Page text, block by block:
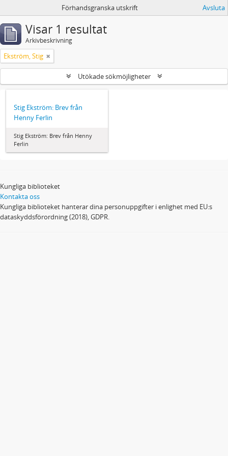
Förhandsgranska utskrift Avsluta
Visar 1 resultat
Arkivbeskrivning
Ekström, Stig
Utökade sökmöjligheter
Stig Ekström: Brev från
Henny Ferlin
Stig Ekström: Brev från Henny
Ferlin
Kungliga biblioteket
Kontakta oss
Kungliga biblioteket hanterar dina personuppgifter i enlighet med EU:s
dataskyddsförordning (2018), GDPR.